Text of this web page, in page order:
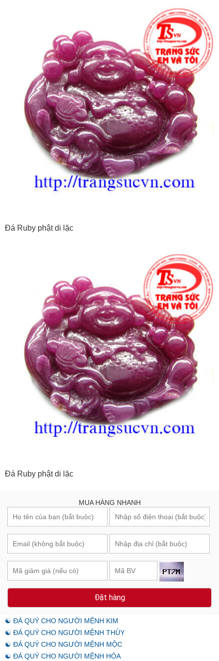
Đá Ruby phật di lặc
Đá Ruby phật di lặc
MUA HÀNG NHANH
Đặt hàng
☯ ĐÁ QUÝ CHO NGƯỜI MỆNH KIM
☯ ĐÁ QUÝ CHO NGƯỜI MỆNH THỦY
☯ ĐÁ QUÝ CHO NGƯỜI MỆNH MỘC
☯ ĐÁ QUÝ CHO NGƯỜI MỆNH HỎA